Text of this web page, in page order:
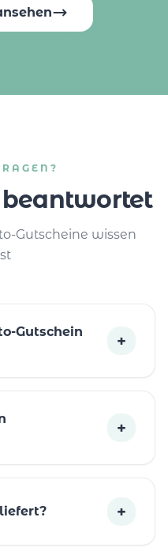
beantwortet
Gutscheine wissen
Gutschein
+
+
+